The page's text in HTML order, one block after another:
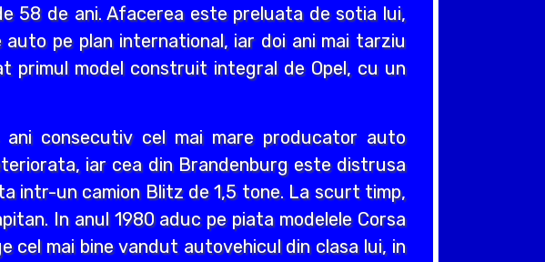
58 de ani. Afacerea este preluata de sotia lui,
auto pe plan international, iar doi ani mai tarziu
primul model construit integral de Opel, cu un
consecutiv cel mai mare producator auto
iar cea din Brandenburg este distrusa
intr-un camion Blitz de 1,5 tone. La scurt timp,
In anul 1980 aduc pe piata modelele Corsa
cel mai bine vandut autovehicul din clasa lui, in